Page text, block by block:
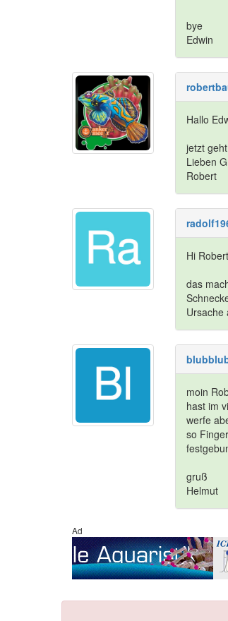
bye
Edwin
Hallo
jetzt
Lieben
Robert
Hi
das
Ursache
moin
hast im
werfe
so
gruß
Helmut
Ad